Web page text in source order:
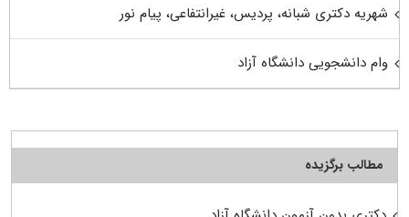
شهریه دکتری شبانه، پردیس، غیرانتفاعی، پیام نور
وام دانشجویی دانشگاه آزاد
مطالب برگزیده